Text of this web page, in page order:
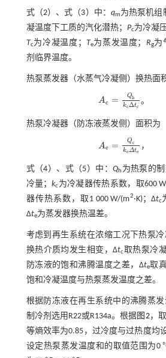
式（2） 、式（3） 中： qm为热泵机组
凝温度下工质的汽化潜热； Pc为冷凝
Tc为冷凝温度； Te为蒸发温度； Rg为
剂临界温度。
热泵蒸发器（水蒸气冷凝侧）换热面
Ac = Qh
kcΔtc
Ac= Qh kcΔtc。
热泵冷凝器（防冻液蒸发侧）面积为
Ae = Qc
keΔte
Ae= Qc keΔte ，
式（4） 、 式（5） 中：Qh 为热泵的
冷量；kc为冷凝器传热系数，取600
器传热系数，取1 000 W/(m2·K)；Δtc
Δte为蒸发器换热温差。
考虑到再生系统在浓缩工况下热泵
换热介质均发生相变，Δtc取热泵冷
防冻液的饱和沸腾温度之差，Δte取
饱和冷凝温度与热泵蒸发温度之差。
根据防冻液在再生系统中的沸腾蒸
制冷剂选用R22或R134a。根据图2，
等熵效率为0.85，过冷度与过热度均
设定热泵蒸发温度和的取值范围为